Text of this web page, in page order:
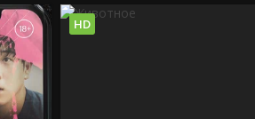
HD